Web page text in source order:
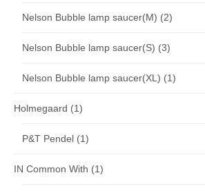
Nelson Bubble lamp saucer(M) (2)
Nelson Bubble lamp saucer(S) (3)
Nelson Bubble lamp saucer(XL) (1)
Holmegaard (1)
P&T Pendel (1)
IN Common With (1)